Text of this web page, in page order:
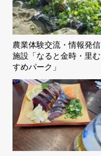
農業体験交流・情報発信
施設「なると金時・里む
すめパーク」